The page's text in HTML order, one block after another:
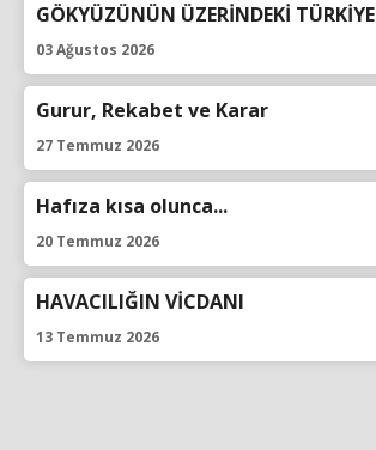
GÖKYÜZÜNÜN ÜZERİNDEKİ TÜRKİYE
03 Ağustos 2026
Gurur, Rekabet ve Karar
27 Temmuz 2026
Hafıza kısa olunca...
20 Temmuz 2026
HAVACILIĞIN VİCDANI
13 Temmuz 2026